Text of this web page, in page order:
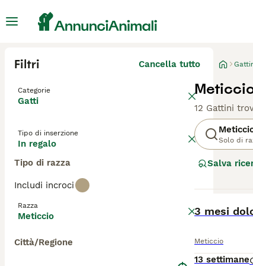
Filtri Cancella tutto
Categorie
Gatti
Tipo di inserzione
In regalo
Tipo di razza
Includi incroci
Razza
Meticcio
Città/Regione
12 Gattini
Solo di
Salva
3 mesi
Meticcio
13 settimane